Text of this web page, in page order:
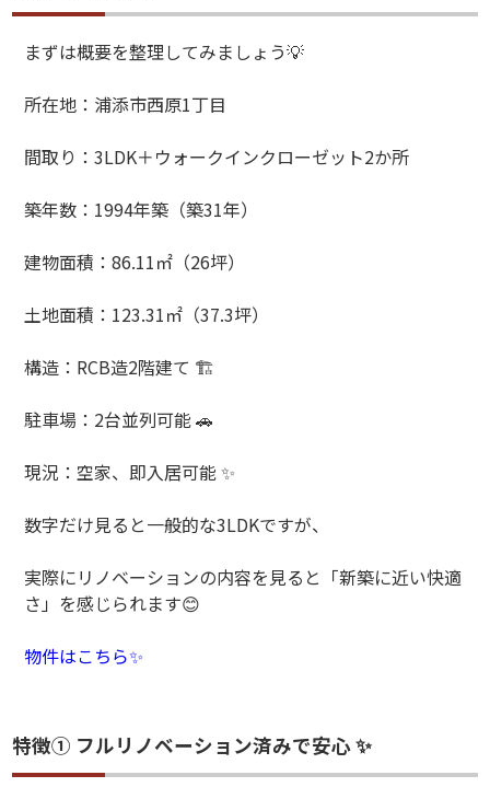
まずは概要を整理してみましょう💡
所在地：浦添市西原1丁目
間取り：3LDK＋ウォークインクローゼット2か所
築年数： 1994年築（築31年）
建物面積：86.11㎡（26坪）
土地面積： 123.31㎡（37.3坪）
構造： RCB造2階建て 🏗️
駐車場： 2台並列可能🚗
現況：空家、即入居可能✨
数字だけ見ると一般的な3LDKですが、
実際にリノベーションの内容を見ると「新築に近い快適
さ」を感じられます😊
物件はこちら✨
特徴① フルリノベーション済みで安心 ✨